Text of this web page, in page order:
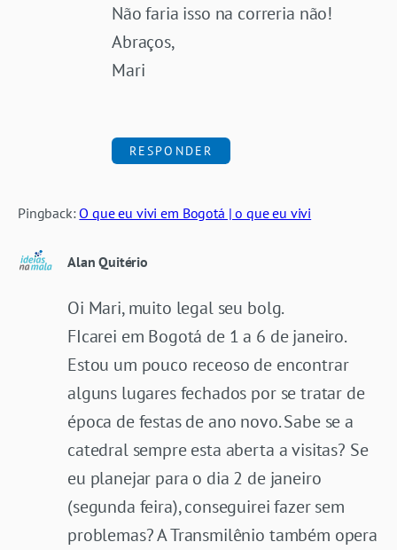
Não faria isso na correria não!
Abraços,
Mari
RESPONDER
Pingback:O que eu vivi em Bogotá | o que eu vivi
Alan Quitério
Oi Mari, muito legal seu bolg.
FIcarei em Bogotá de 1 a 6 de janeiro.
Estou um pouco receoso de encontrar
alguns lugares fechados por se tratar de
época de festas de ano novo. Sabe se a
catedral sempre esta aberta a visitas? Se
eu planejar para o dia 2 de janeiro
(segunda feira), conseguirei fazer sem
problemas? A Transmilênio também opera